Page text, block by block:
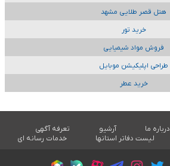
هتل قصر طلایی مشهد
خرید تور
فروش مواد شیمیایی
طراحی اپلیکیشن موبایل
خرید عطر
درباره ما آرشیو
تعرفه آگهی
لیست دفاتر استانها خدمات رسانه ای